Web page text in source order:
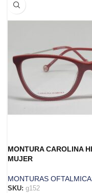
MONTURA CAROLINA
MUJER
MONTURAS
SKU: g152